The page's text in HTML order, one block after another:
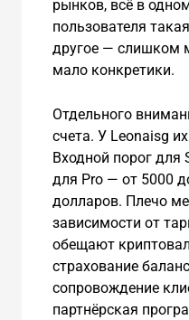
рынков, всё в
пользователя
другое — слишком
мало конкретики.
Отдельного
счета. У Leonaisg
Входной порог для
для Pro — от 5000
долларов. Плечо
зависимости от
обещают
страхование
сопровождение
партнёрская